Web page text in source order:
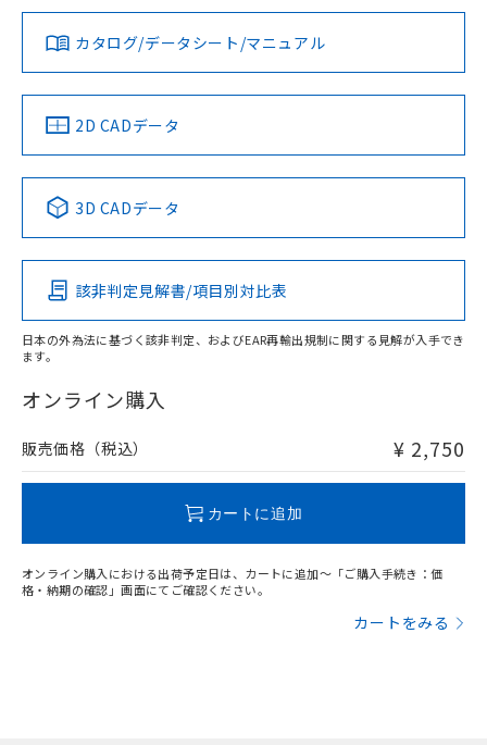
ダウンロードデータをご利用いただく前に、以下を必ずお読
みください。
ソフトウェアの使用条件
対応済み
中国 RoHS 注意事項・凡例
Pb Hg Cd Cr(VI)
O
在庫等で未対応品が混在する可能性があります。
問い合わせください。
LR型式承認
（イギリス
船舶規格）
DNV型式承認
（ノルウェー
BV型式承認
（フランス
KR型式
（韓国
No No No No
この製品の規格認証/適合状況ページへ
その他の認証はこちらのページからご検索ください
カタログ/データシート/マニュアル
2D CADデータ
3D CADデータ
該非判定見解書/項目別対比表
日本の外為法に基づく該非判定、およびEAR再輸出規制に関する見解が入手でき
ます。
オンライン購入
販売価格（税込） ¥ 2,750
カートに追加
オンライン購入における出荷予定日は、カートに追加～「ご購入手続き：価
格・納期の確認」画面にてご確認ください。
カートをみる